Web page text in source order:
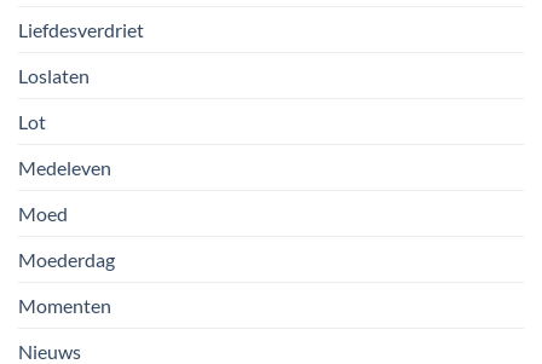
Liefdesverdriet
Loslaten
Lot
Medeleven
Moed
Moederdag
Momenten
Nieuws